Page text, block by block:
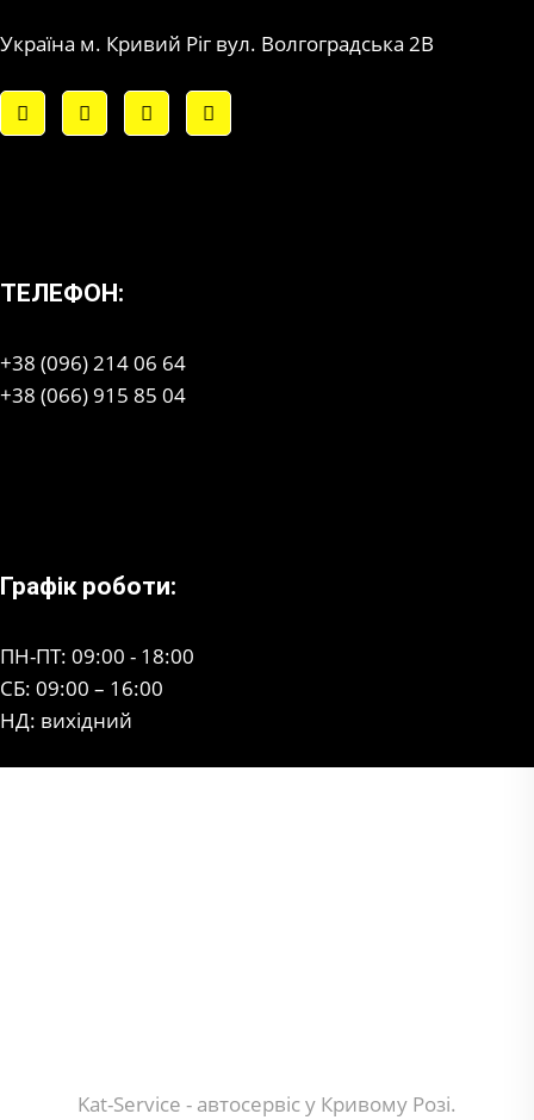
Україна м. Кривий Ріг вул. Волгоградська 2В
ТЕЛЕФОН:
+38 (096) 214 06 64
+38 (066) 915 85 04
Графік роботи:
ПН-ПТ: 09:00 - 18:00
СБ: 09:00 – 16:00
НД: вихідний
Kat-Service - автосервіс у Кривому Розі.